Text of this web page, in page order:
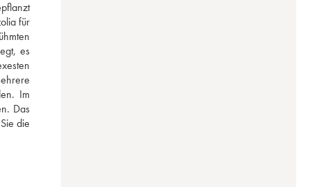
für
es
Im
Das
die